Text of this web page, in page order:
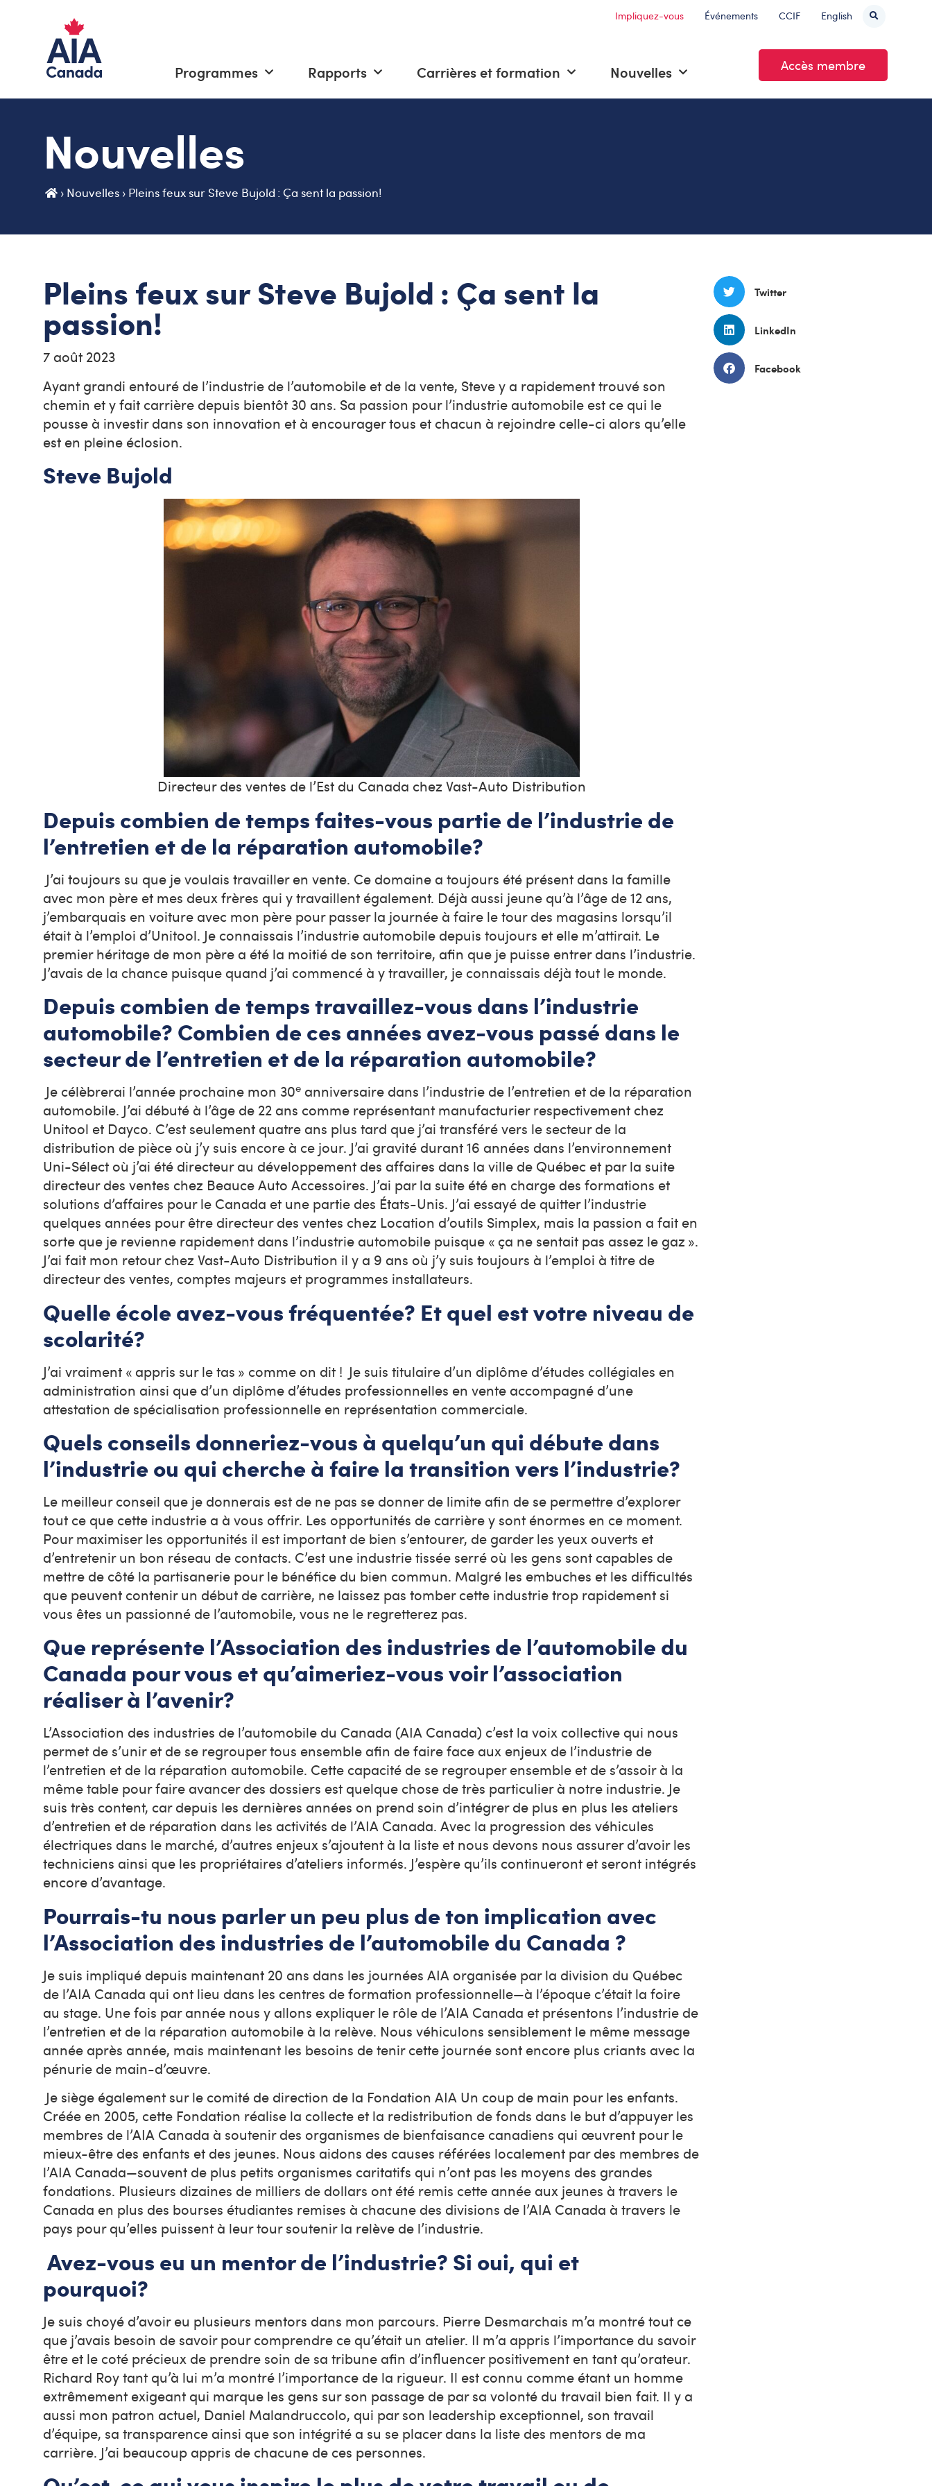
Impliquez-vous Événements CCIF English
Programmes Rapports Carrières et formation Nouvelles Accès membre
Nouvelles
› Nouvelles › Pleins feux sur Steve Bujold : Ça sent la passion!
Pleins feux sur Steve Bujold : Ça sent la
passion!
7 août 2023
Ayant grandi entouré de l’industrie de l’automobile et de la vente, Steve y a rapidement trouvé son
chemin et y fait carrière depuis bientôt 30 ans. Sa passion pour l’industrie automobile est ce qui le
pousse à investir dans son innovation et à encourager tous et chacun à rejoindre celle-ci alors qu’elle
est en pleine éclosion.
Steve Bujold
Directeur des ventes de l’Est du Canada chez Vast-Auto Distribution
Depuis combien de temps faites-vous partie de l’industrie de
l’entretien et de la réparation automobile?
J’ai toujours su que je voulais travailler en vente. Ce domaine a toujours été présent dans la famille
avec mon père et mes deux frères qui y travaillent également. Déjà aussi jeune qu’à l’âge de 12 ans,
j’embarquais en voiture avec mon père pour passer la journée à faire le tour des magasins lorsqu’il
était à l’emploi d’Unitool. Je connaissais l’industrie automobile depuis toujours et elle m’attirait. Le
premier héritage de mon père a été la moitié de son territoire, afin que je puisse entrer dans l’industrie.
J’avais de la chance puisque quand j’ai commencé à y travailler, je connaissais déjà tout le monde.
Depuis combien de temps travaillez-vous dans l’industrie
automobile? Combien de ces années avez-vous passé dans le
secteur de l’entretien et de la réparation automobile?
Je célèbrerai l’année prochaine mon 30e anniversaire dans l’industrie de l’entretien et de la réparation
automobile. J’ai débuté à l’âge de 22 ans comme représentant manufacturier respectivement chez
Unitool et Dayco. C’est seulement quatre ans plus tard que j’ai transféré vers le secteur de la
distribution de pièce où j’y suis encore à ce jour. J’ai gravité durant 16 années dans l’environnement
Uni-Sélect où j’ai été directeur au développement des affaires dans la ville de Québec et par la suite
directeur des ventes chez Beauce Auto Accessoires. J’ai par la suite été en charge des formations et
solutions d’affaires pour le Canada et une partie des États-Unis. J’ai essayé de quitter l’industrie
quelques années pour être directeur des ventes chez Location d’outils Simplex, mais la passion a fait en
sorte que je revienne rapidement dans l’industrie automobile puisque « ça ne sentait pas assez le gaz ».
J’ai fait mon retour chez Vast-Auto Distribution il y a 9 ans où j’y suis toujours à l’emploi à titre de
directeur des ventes, comptes majeurs et programmes installateurs.
Quelle école avez-vous fréquentée? Et quel est votre niveau de
scolarité?
J’ai vraiment « appris sur le tas » comme on dit ! Je suis titulaire d’un diplôme d’études collégiales en
administration ainsi que d’un diplôme d’études professionnelles en vente accompagné d’une
attestation de spécialisation professionnelle en représentation commerciale.
Quels conseils donneriez-vous à quelqu’un qui débute dans
l’industrie ou qui cherche à faire la transition vers l’industrie?
Le meilleur conseil que je donnerais est de ne pas se donner de limite afin de se permettre d’explorer
tout ce que cette industrie a à vous offrir. Les opportunités de carrière y sont énormes en ce moment.
Pour maximiser les opportunités il est important de bien s’entourer, de garder les yeux ouverts et
d’entretenir un bon réseau de contacts. C’est une industrie tissée serré où les gens sont capables de
mettre de côté la partisanerie pour le bénéfice du bien commun. Malgré les embuches et les difficultés
que peuvent contenir un début de carrière, ne laissez pas tomber cette industrie trop rapidement si
vous êtes un passionné de l’automobile, vous ne le regretterez pas.
Que représente l’Association des industries de l’automobile du
Canada pour vous et qu’aimeriez-vous voir l’association
réaliser à l’avenir?
L’Association des industries de l’automobile du Canada (AIA Canada) c’est la voix collective qui nous
permet de s’unir et de se regrouper tous ensemble afin de faire face aux enjeux de l’industrie de
l’entretien et de la réparation automobile. Cette capacité de se regrouper ensemble et de s’assoir à la
même table pour faire avancer des dossiers est quelque chose de très particulier à notre industrie. Je
suis très content, car depuis les dernières années on prend soin d’intégrer de plus en plus les ateliers
d’entretien et de réparation dans les activités de l’AIA Canada. Avec la progression des véhicules
électriques dans le marché, d’autres enjeux s’ajoutent à la liste et nous devons nous assurer d’avoir les
techniciens ainsi que les propriétaires d’ateliers informés. J’espère qu’ils continueront et seront intégrés
encore d’avantage.
Pourrais-tu nous parler un peu plus de ton implication avec
l’Association des industries de l’automobile du Canada ?
Je suis impliqué depuis maintenant 20 ans dans les journées AIA organisée par la division du Québec
de l’AIA Canada qui ont lieu dans les centres de formation professionnelle—à l’époque c’était la foire
au stage. Une fois par année nous y allons expliquer le rôle de l’AIA Canada et présentons l’industrie de
l’entretien et de la réparation automobile à la relève. Nous véhiculons sensiblement le même message
année après année, mais maintenant les besoins de tenir cette journée sont encore plus criants avec la
pénurie de main-d’œuvre.
Je siège également sur le comité de direction de la Fondation AIA Un coup de main pour les enfants.
Créée en 2005, cette Fondation réalise la collecte et la redistribution de fonds dans le but d’appuyer les
membres de l’AIA Canada à soutenir des organismes de bienfaisance canadiens qui œuvrent pour le
mieux-être des enfants et des jeunes. Nous aidons des causes référées localement par des membres de
l’AIA Canada—souvent de plus petits organismes caritatifs qui n’ont pas les moyens des grandes
fondations. Plusieurs dizaines de milliers de dollars ont été remis cette année aux jeunes à travers le
Canada en plus des bourses étudiantes remises à chacune des divisions de l’AIA Canada à travers le
pays pour qu’elles puissent à leur tour soutenir la relève de l’industrie.
Avez-vous eu un mentor de l’industrie? Si oui, qui et
pourquoi?
Je suis choyé d’avoir eu plusieurs mentors dans mon parcours. Pierre Desmarchais m’a montré tout ce
que j’avais besoin de savoir pour comprendre ce qu’était un atelier. Il m’a appris l’importance du savoir
être et le coté précieux de prendre soin de sa tribune afin d’influencer positivement en tant qu’orateur.
Richard Roy tant qu’à lui m’a montré l’importance de la rigueur. Il est connu comme étant un homme
extrêmement exigeant qui marque les gens sur son passage de par sa volonté du travail bien fait. Il y a
aussi mon patron actuel, Daniel Malandruccolo, qui par son leadership exceptionnel, son travail
d’équipe, sa transparence ainsi que son intégrité a su se placer dans la liste des mentors de ma
carrière. J’ai beaucoup appris de chacune de ces personnes.
Twitter
LinkedIn
Facebook